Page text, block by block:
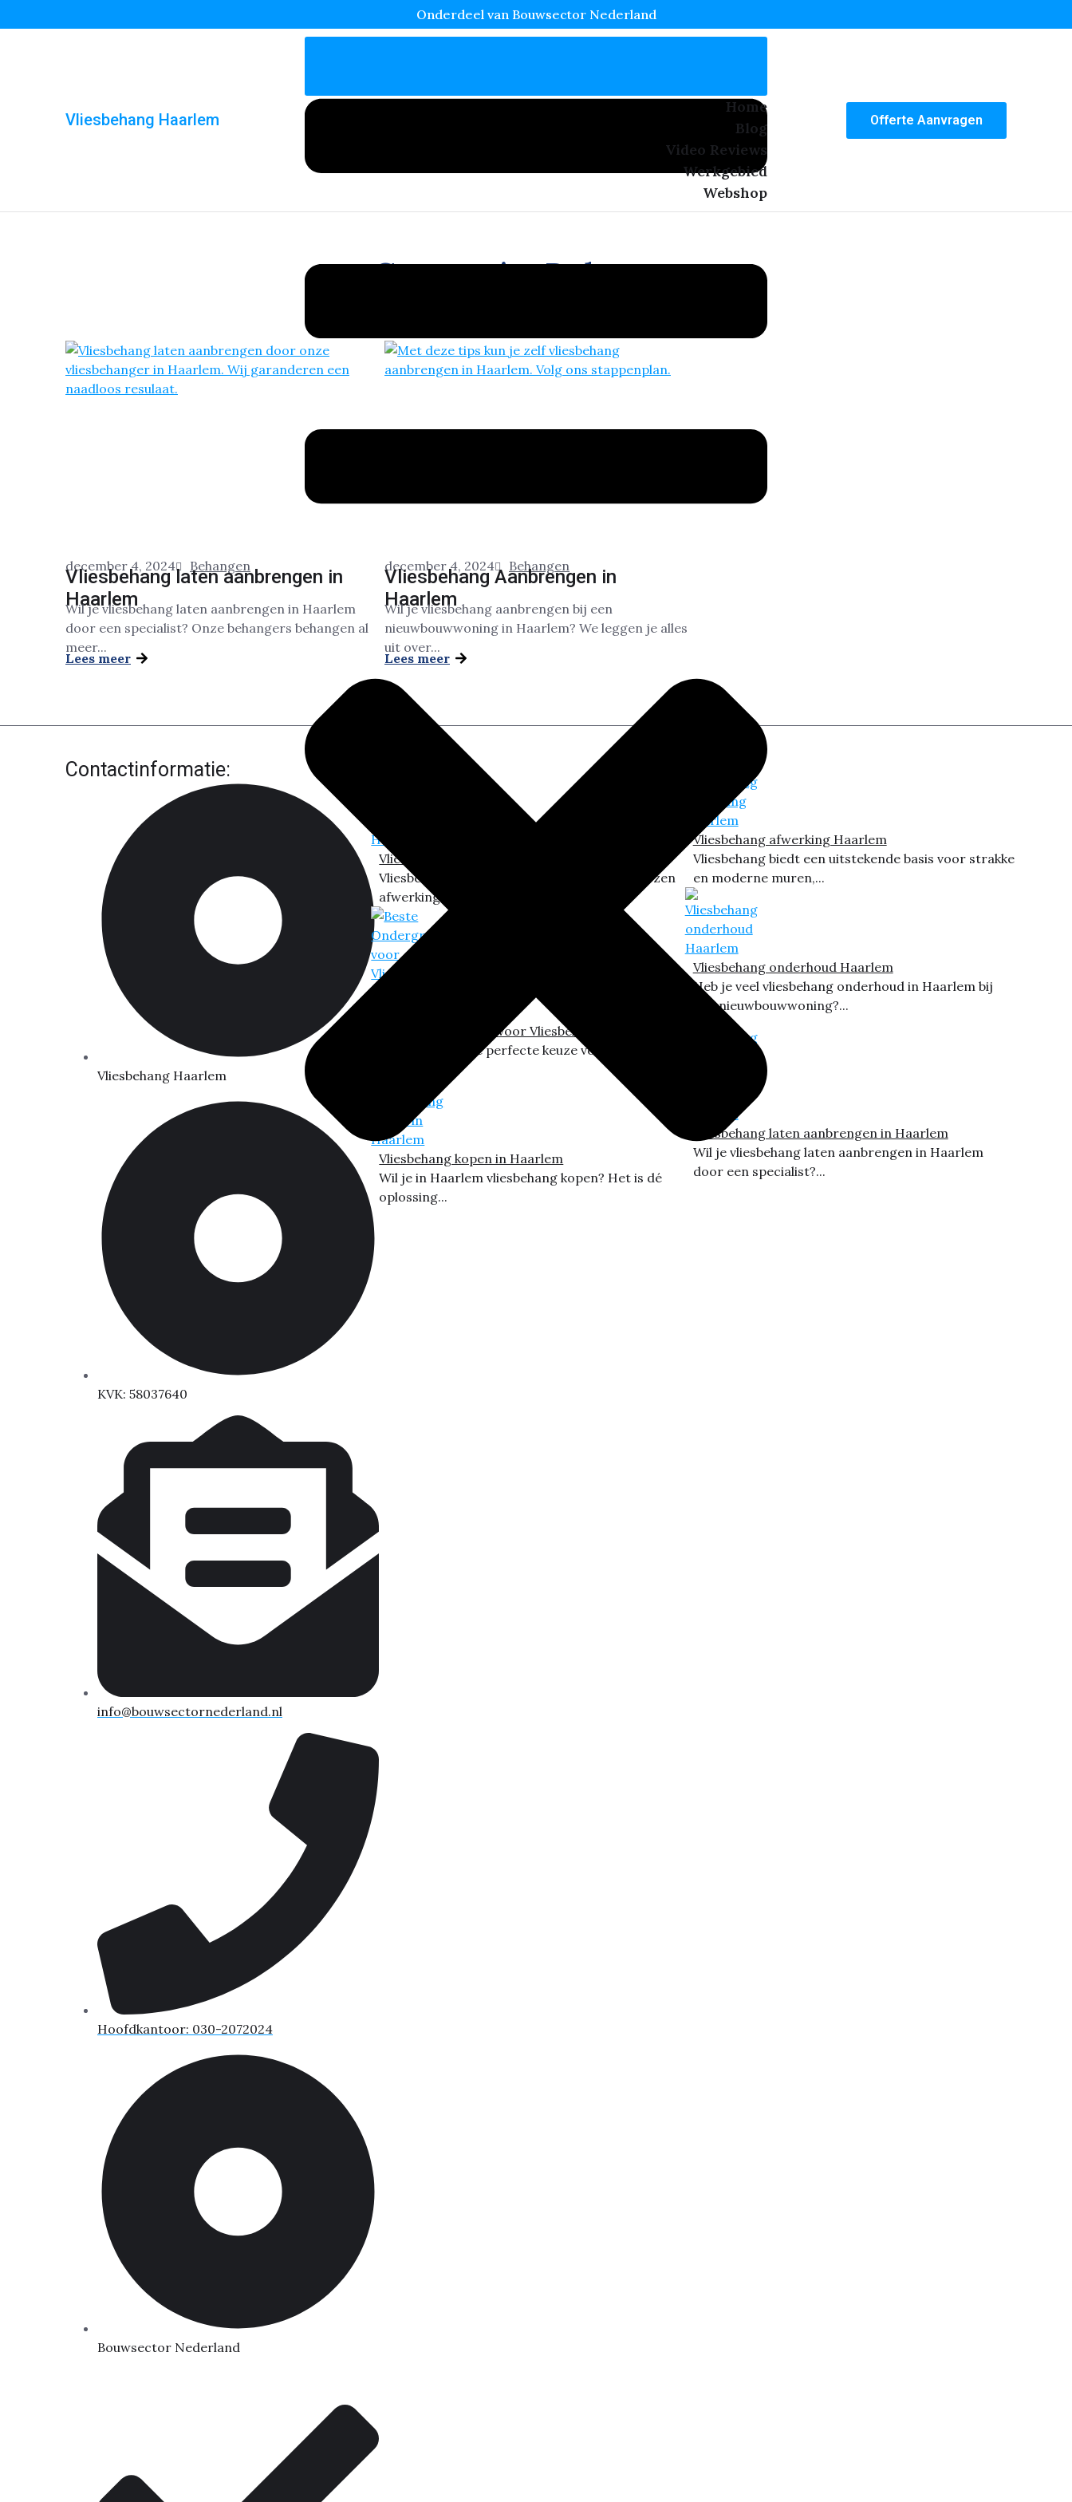
Onderdeel van Bouwsector Nederland
Vliesbehang Haarlem
Home
Blog
Video Reviews
Werkgebied
Webshop
Offerte Aanvragen
Categorie:Behangen
december 4, 2024 Behangen
Vliesbehang laten aanbrengen in
Haarlem
Wil je vliesbehang laten aanbrengen in Haarlem
door een specialist? Onze behangers behangen al
meer...
Lees meer
december 4, 2024 Behangen
Vliesbehang Aanbrengen in
Haarlem
Wil je vliesbehang aanbrengen bij een
nieuwbouwwoning in Haarlem? We leggen je alles
uit over...
Lees meer
Contactinformatie:
Vliesbehang Haarlem
KVK: 58037640
info@bouwsectornederland.nl
Hoofdkantoor: 030-2072024
Bouwsector Nederland
Vliesbehang Sauzen in Haarlem
Vliesbehang sauzen is een van de meest gekozen
afwerkingsmethoden in...
Beste Ondergrond voor Vliesbehang in Haarlem
Vliesbehang is de perfecte keuze voor een strak en
Vliesbehang kopen in Haarlem
Wil je in Haarlem vliesbehang kopen? Het is dé
oplossing...
Vliesbehang afwerking Haarlem
Vliesbehang biedt een uitstekende basis voor strakke
en moderne muren,...
Vliesbehang onderhoud Haarlem
Heb je veel vliesbehang onderhoud in Haarlem bij
een nieuwbouwwoning?...
Vliesbehang laten aanbrengen in Haarlem
Wil je vliesbehang laten aanbrengen in Haarlem
door een specialist?...